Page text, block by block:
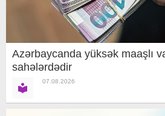
Azərbaycanda yüksək maaşlı
sahələrdədir
07.08.2026